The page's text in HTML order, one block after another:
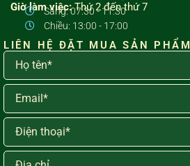
Giờ làm việc:Thứ 2 đến thứ 7
Sáng: 07:30 - 11:30
Chiều: 13:00 - 17:00
LIÊN HỆ ĐẶT MUA SẢN PHẨM